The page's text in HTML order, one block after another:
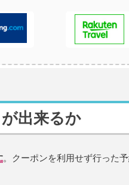
出来るか
。クーポンを利用せず行った